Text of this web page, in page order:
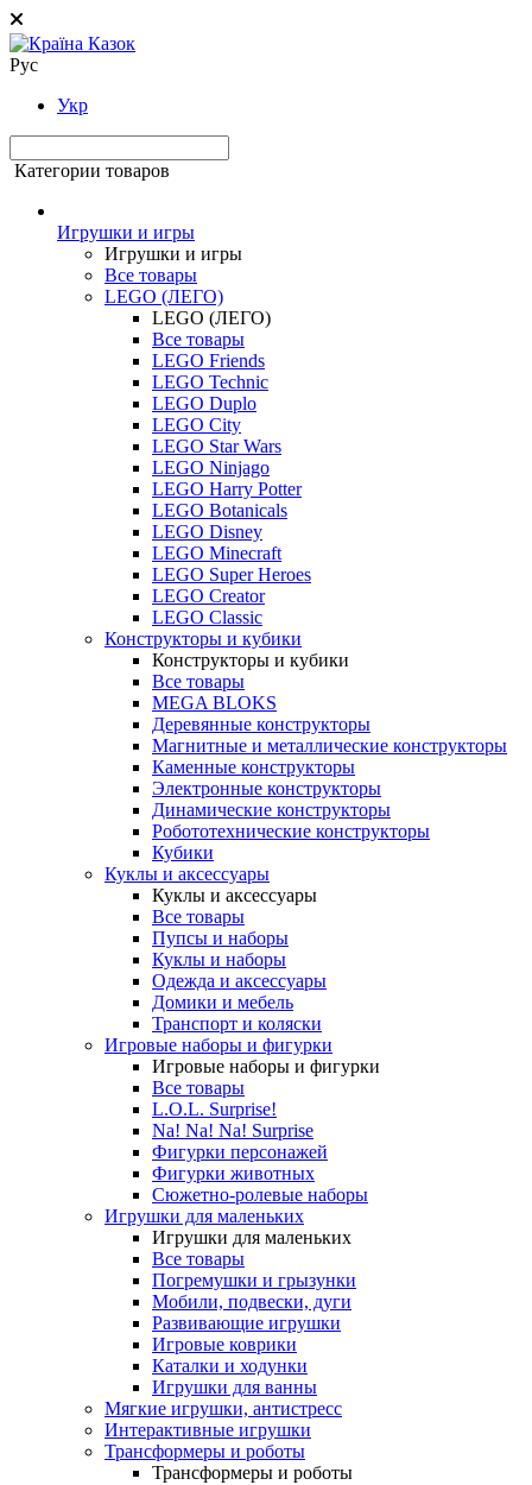
Рус
Укр
Категории товаров
Игрушки и игры
Игрушки и игры
Все товары
LEGO (ЛЕГО)
LEGO (ЛЕГО)
Все товары
LEGO Friends
LEGO Technic
LEGO Duplo
LEGO City
LEGO Star Wars
LEGO Ninjago
LEGO Harry Potter
LEGO Botanicals
LEGO Disney
LEGO Minecraft
LEGO Super Heroes
LEGO Creator
LEGO Classic
Конструкторы и кубики
Конструкторы и кубики
Все товары
MEGA BLOKS
Деревянные конструкторы
Магнитные и металлические конструкторы
Каменные конструкторы
Электронные конструкторы
Динамические конструкторы
Робототехнические конструкторы
Кубики
Куклы и аксессуары
Куклы и аксессуары
Все товары
Пупсы и наборы
Куклы и наборы
Одежда и аксессуары
Домики и мебель
Транспорт и коляски
Игровые наборы и фигурки
Игровые наборы и фигурки
Все товары
L.O.L. Surprise!
Na! Na! Na! Surprise
Фигурки персонажей
Фигурки животных
Сюжетно-ролевые наборы
Игрушки для маленьких
Игрушки для маленьких
Все товары
Погремушки и грызунки
Мобили, подвески, дуги
Развивающие игрушки
Игровые коврики
Каталки и ходунки
Игрушки для ванны
Мягкие игрушки, антистресс
Интерактивные игрушки
Трансформеры и роботы
Трансформеры и роботы